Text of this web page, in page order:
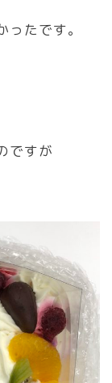
たです。
ですが